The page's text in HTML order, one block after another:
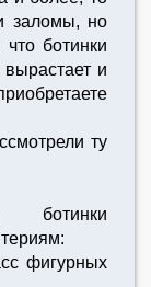
заломы, но
ботинки
и
ту
ботинки
фигурных